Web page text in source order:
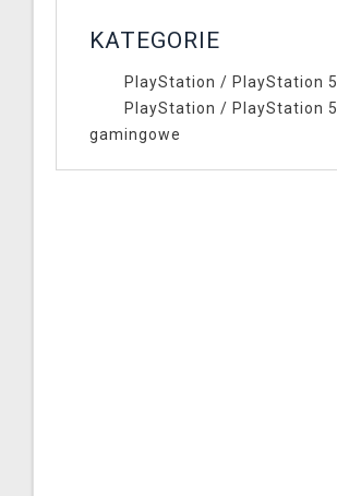
KATEGORIE
PlayStation / PlayStation 5
PlayStation / PlayStation 5
gamingowe